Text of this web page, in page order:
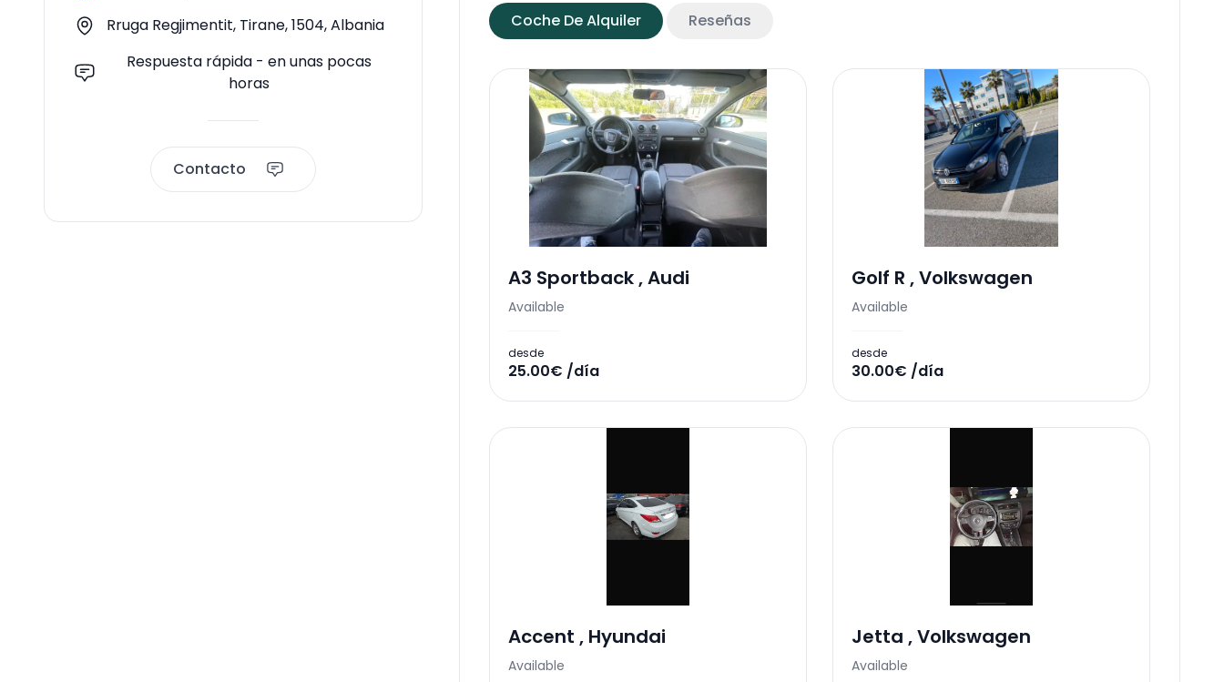
Rruga Regjimentit, Tirane, 1504, Albania
Respuesta rápida - en unas pocas
horas
Contacto
Coche De Alquiler Reseñas
A3 Sportback ,Audi
Available
desde
25.00€ /día
Golf R ,Volkswagen
Available
desde
30.00€ /día
Accent , Hyundai
Available
Jetta ,Volkswagen
Available